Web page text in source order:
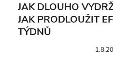
JAK DLOUHO
JAK PRODLOUŽIT
TÝDNŮ